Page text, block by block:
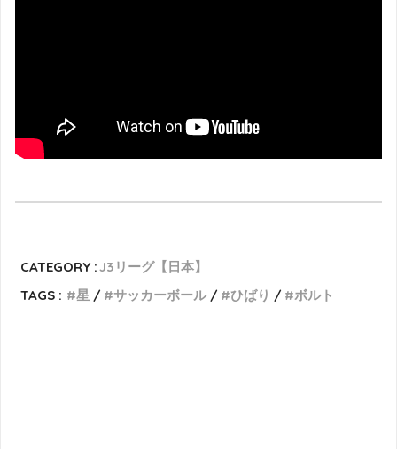
CATEGORY :J3リーグ【日本】
TAGS :
星 サッカーボール ひばり ボルト